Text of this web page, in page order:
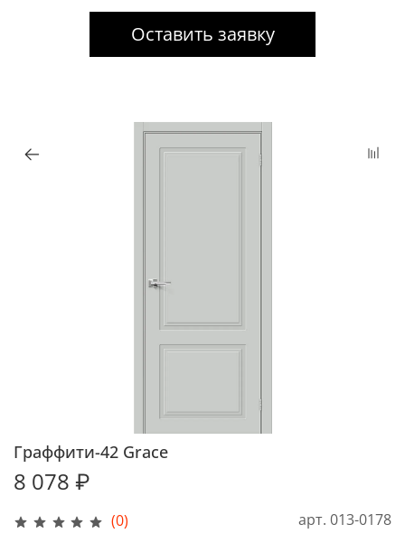
Оставить заявку
(0) арт. 013-0178
Граффити-42 Grace
8 078 ₽